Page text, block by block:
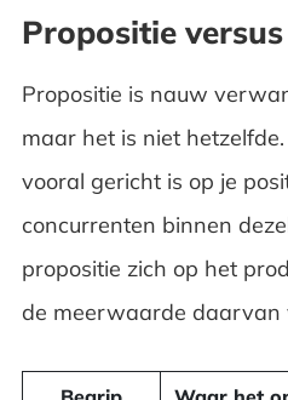
Propositie
Propositie is nauw
maar het is niet
vooral gericht is op je
concurrenten binnen
propositie zich op het
de meerwaarde daarvan